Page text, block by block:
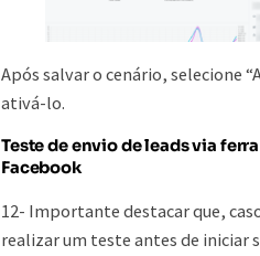
Após salvar o cenário, selecione
ativá-lo.
Teste de envio de leads via
Facebook
12- Importante destacar que,
realizar um teste antes de iniciar